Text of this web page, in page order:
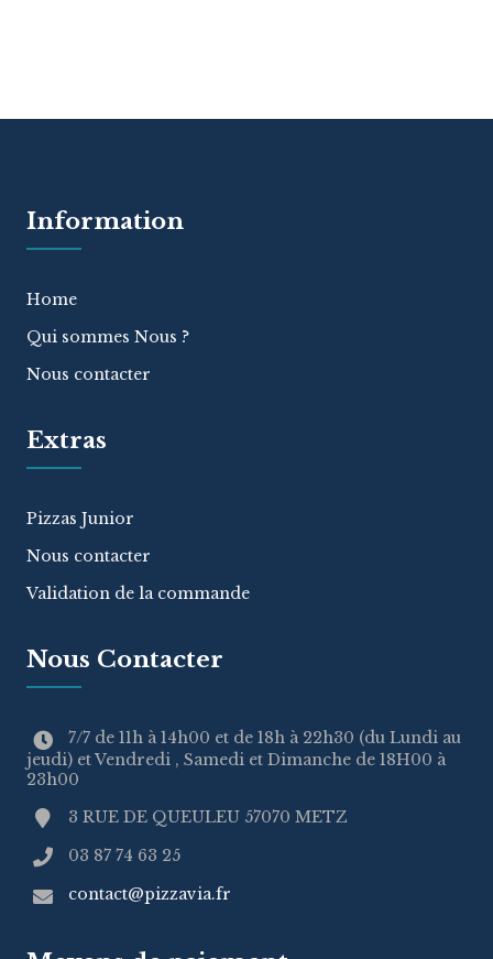
Information
Home
Qui sommes Nous ?
Nous contacter
Extras
Pizzas Junior
Nous contacter
Validation de la commande
Nous Contacter
7/7 de 11h à 14h00 et de 18h à 22h30 (du Lundi au
jeudi) et Vendredi , Samedi et Dimanche de 18H00 à
23h00
3 RUE DE QUEULEU 57070 METZ
03 87 74 63 25
contact@pizzavia.fr